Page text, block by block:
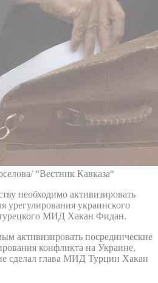
“Вестник Кавказа“
необходимо активизировать
урегулирования украинского
турецкого МИД Хакан Фидан.
активизировать посреднические
конфликта на Украине,
сделал глава МИД Турции Хакан